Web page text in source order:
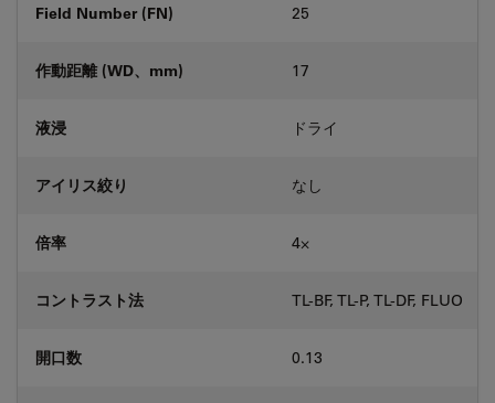
Field Number (FN) 25
作動距離 (WD、mm) 17
液浸 ドライ
アイリス絞り なし
倍率 4⨉
コントラスト法 TL-BF, TL-P, TL-DF, FLUO
開口数 0.13